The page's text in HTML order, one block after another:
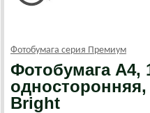
Фотобумага серия Премиум
Фотобумага А4,
Bright